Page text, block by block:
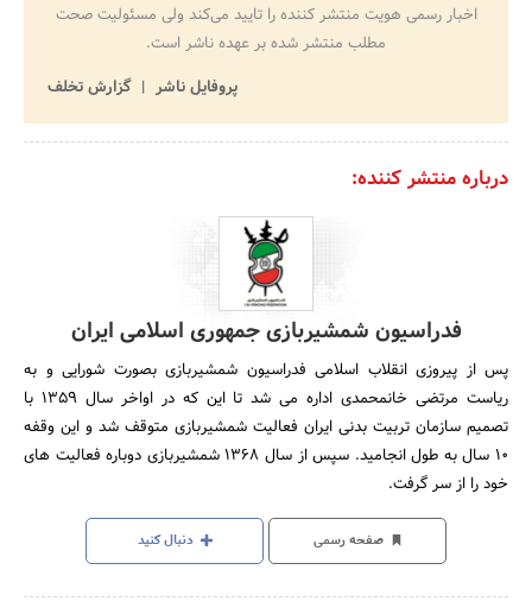
اخبار رسمی هویت منتشر کننده را تایید می‌کند ولی مسئولیت صحت
مطلب منتشر شده بر عهده ناشر است.
پروفایل ناشر
گزارش تخلف
درباره منتشر کننده:
فدراسیون شمشیربازی جمهوری اسلامی ایران
پس از پیروزی انقلاب اسلامی فدراسیون شمشیربازی بصورت شورایی و به
ریاست مرتضی خانمحمدی اداره می شد تا این که در اواخر سال 1359 با‌‌
‌تصمیم سازمان تربیت بدنی ایران فعالیت شمشیربازی متوقف شد و این وقفه
10 سال به‌ ‌طول انجامید. سپس از سال 1368 شمشیربازی دوباره فعالیت های
خود را از سر گرفت.
صفحه رسمی دنبال کنید